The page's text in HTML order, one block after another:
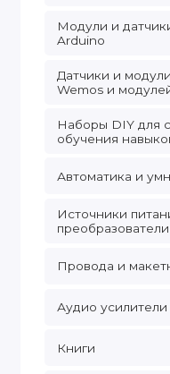
Модули и
Arduino
Датчики и
Wemos и
Наборы DIY для
обучения
Автоматика и
Источники
преобразователи
Провода и
Аудио
Книги